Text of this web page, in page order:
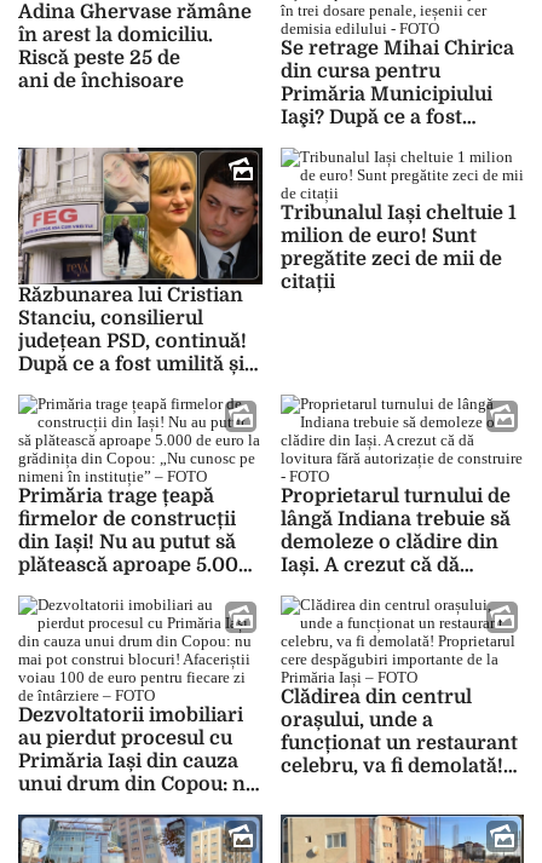
Adina Ghervase rămâne
în arest la domiciliu.
Riscă peste 25 de
ani de închisoare
Se retrage Mihai Chirica
din cursa pentru
Primăria Municipiului
Iaşi? După ce a fost
dosare penale, ieșenii cer
demisia edilului – FOTO
Răzbunarea lui Cristian
Stanciu, consilierul
județean PSD, continuă!
După ce a fost umilită și
sport cu cel mai mic
salariu din Iași a fost
concediată abuziv de la
FEG! Tânăra cere daune
morale și scuze publice!
– FOTO
Tribunalul Iași cheltuie 1
milion de euro! Sunt
pregătite zeci de mii de
citații
Primăria trage țeapă
firmelor de construcții
din Iași! Nu au putut să
plătească aproape 5.000
Copou: „Nu cunosc pe
nimeni în instituție” –
FOTO
Proprietarul turnului de
lângă Indiana trebuie să
demoleze o clădire din
Iași. A crezut că dă
de construire – FOTO
Dezvoltatorii imobiliari
au pierdut procesul cu
Primăria Iași din cauza
unui drum din Copou: nu
Afaceriștii voiau 100 de
euro pentru fiecare zi de
Clădirea din centrul
orașului, unde a
funcționat un restaurant
celebru, va fi demolată!
despăgubiri importante
de la Primăria Iași –
FOTO